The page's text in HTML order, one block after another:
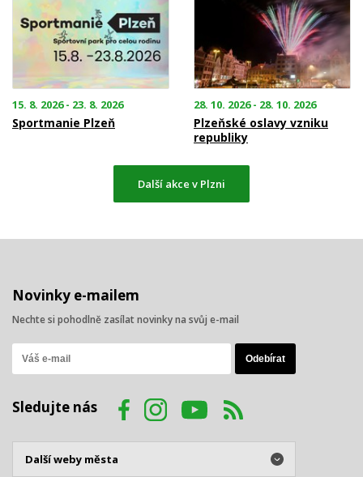
15. 8. 2026 - 23. 8. 2026
Sportmanie Plzeň
28. 10. 2026 - 28. 10. 2026
Plzeňské oslavy vzniku
republiky
Další akce v Plzni
Novinky e-mailem
Nechte si pohodlně zasílat novinky na svůj e-mail
Sledujte nás